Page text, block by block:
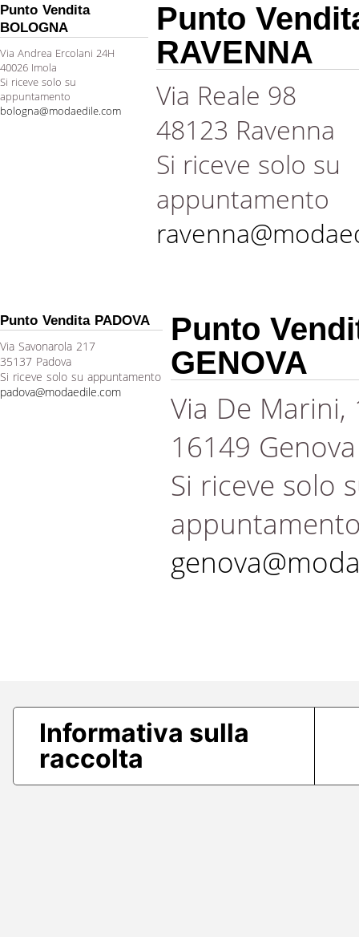
Punto Vendita
BOLOGNA
Via Andrea Ercolani 24H
40026 Imola
Si riceve solo su
appuntamento
bologna@modaedile.com
Punto
RAVENNA
Via Reale 98
48123 Ravenna
Si riceve solo su
appuntamento
Punto Vendita PADOVA
Via Savonarola 217
35137 Padova
Si riceve solo su appuntamento
padova@modaedile.com
Punto
GENOVA
Via De Marini,
16149 Genova
Si riceve solo
Informativa sulla
raccolta